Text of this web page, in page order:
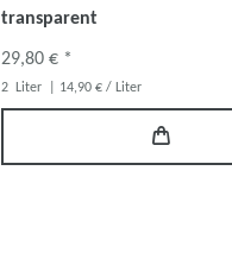
transparent
29,80 € *
2 Liter | 14,90 € / Liter